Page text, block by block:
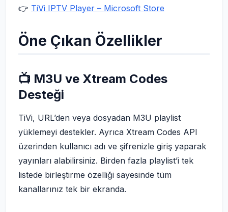
👉 TiVi IPTV Player – Microsoft Store
Öne Çıkan Özellikler
📺 M3U ve Xtream Codes
Desteği
TiVi, URL’den veya dosyadan M3U playlist
yüklemeyi destekler. Ayrıca Xtream Codes API
üzerinden kullanıcı adı ve şifrenizle giriş yaparak
yayınları alabilirsiniz. Birden fazla playlist’i tek
listede birleştirme özelliği sayesinde tüm
kanallarınız tek bir ekranda.